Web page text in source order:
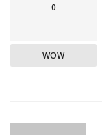
0
WOW